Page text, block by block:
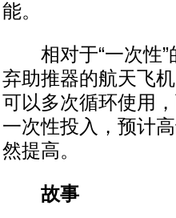
能。
相对于“一次性”
弃助推器的航天飞
可以多次循环使用
一次性投入，预计
然提高。
故事